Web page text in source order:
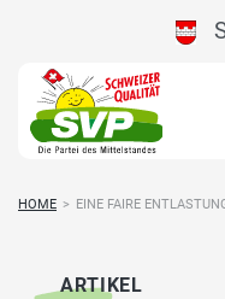
HOME > EINE FAIRE
ARTIKEL